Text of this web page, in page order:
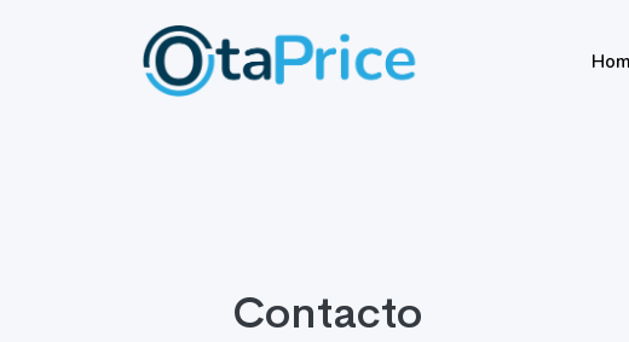
Contacto